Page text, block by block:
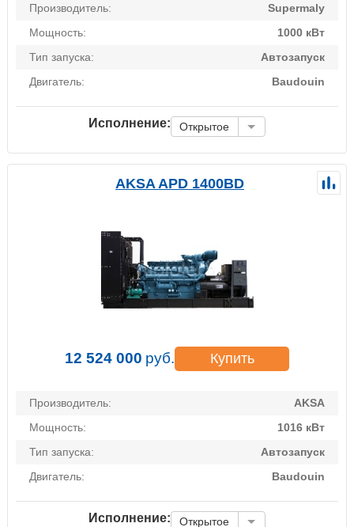
Производитель:
Supermaly
Мощность:
1000 кВт
Тип запуска:
Автозапуск
Двигатель:
Baudouin
Исполнение: Открытое
AKSA APD 1400BD
12 524 000 руб. Купить
Производитель:
AKSA
Мощность:
1016 кВт
Тип запуска:
Автозапуск
Двигатель:
Baudouin
Исполнение: Открытое